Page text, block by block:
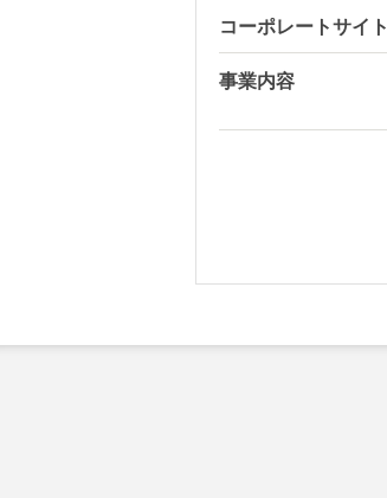
コーポレートサイト
事業内容